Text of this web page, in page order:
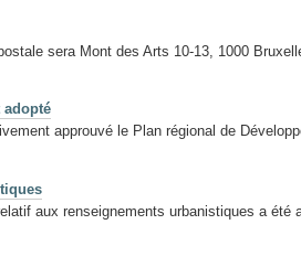
sera Mont des Arts 10-13, 1000
adopté
approuvé le Plan régional de
aux renseignements urbanistiques a